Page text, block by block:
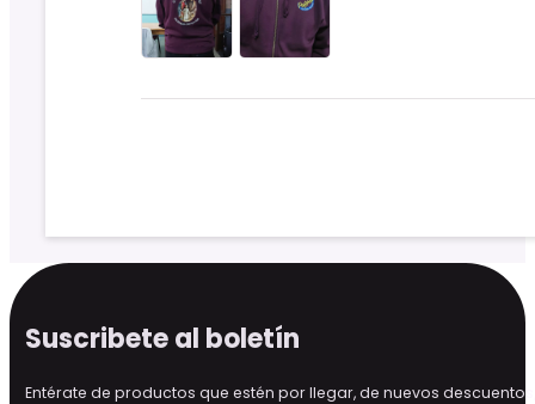
Suscribete al boletín
Entérate de productos que estén por llegar, de nuevos